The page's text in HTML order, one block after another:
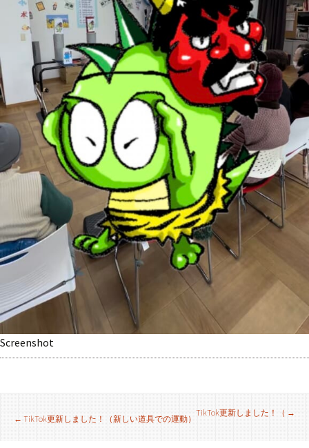
Screenshot
投
← TikTok更新しました！（新しい道具での運動）
TikTok更新しました！（ →